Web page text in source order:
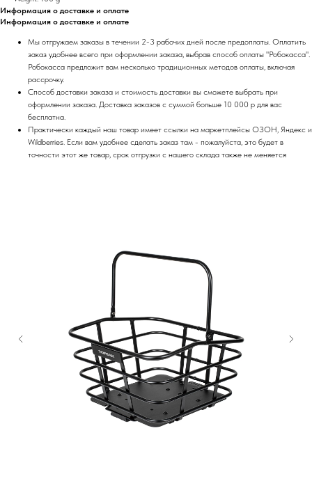
Информация о доставке и оплате
Информация о доставке и оплате
Мы отгружаем заказы в течении 2-3 рабочих дней после предоплаты. Оплатить
заказ удобнее всего при оформлении заказа, выбрав способ оплаты "Робокасса".
Робокасса предложит вам несколько традиционных методов оплаты, включая
рассрочку.
Способ доставки заказа и стоимость доставки вы сможете выбрать при
оформлении заказа. Доставка заказов с суммой больше 10 000 р для вас
бесплатна.
Практически каждый наш товар имеет ссылки на маркетплейсы ОЗОН, Яндекс и
Wildberries. Если вам удобнее сделать заказ там - пожалуйста, это будет в
точности этот же товар, срок отгрузки с нашего склада также не меняется